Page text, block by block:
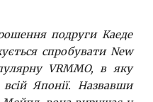
подруги Каеде
спробувати New
VRMMO, в яку
Японії. Назвавши